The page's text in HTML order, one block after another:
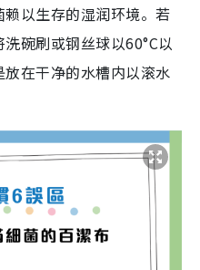
以生存的湿润环境。若
碗刷或钢丝球以60°C以
在干净的水槽内以滚水